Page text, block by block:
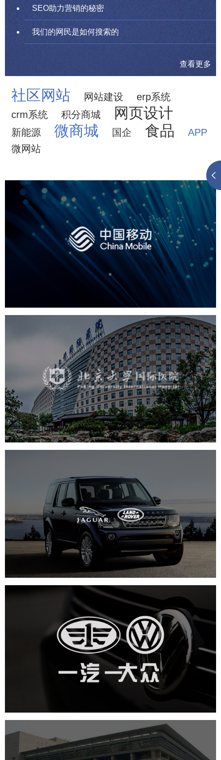
SEO助力营销的秘密
我们的网民是如何搜索的
查看更多
社区网站 网站建设
erp系统
crm系统
积分商城 网页设计
新能源 微商城 国企 食品
APP
微网站
中国移动
网站建设 H5 网络运营 网站代运营
北京大学国际医院
医药医疗 医院
医院网站建设
IT平台整体解决方案
定制开发
网站代运营
网络运营
捷豹路虎
汽车行业 品牌官网 定制开发
网络运营
互动营销
一汽大众
汽车行业 品牌官网 定制开发
网络运营
微信微博运营 游戏营销
中国科学院文献情报中心